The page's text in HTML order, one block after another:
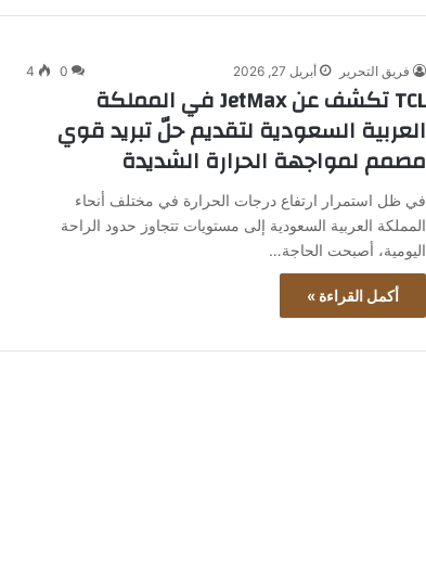
فريق التحرير أبريل 27, 2026 0
4
TCL تكشف عن JetMax في المملكة
العربية السعودية لتقديم حلّ تبريد قوي
مصمم لمواجهة الحرارة الشديدة
في ظل استمرار ارتفاع درجات الحرارة في مختلف أنحاء
المملكة العربية السعودية إلى مستويات تتجاوز حدود الراحة
اليومية، أصبحت الحاجة…
أكمل القراءة »